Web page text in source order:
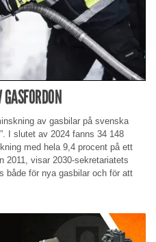
av gasbilar på svenska
I slutet av 2024 fanns 34 148
med hela 9,4 procent på ett
2011, visar 2030-sekretariatets
både för nya gasbilar och för att